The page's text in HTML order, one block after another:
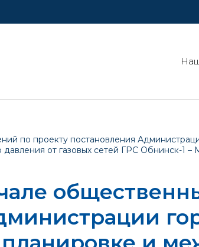
по проекту постановления
давления от газовых сетей ГРС Обнинск-